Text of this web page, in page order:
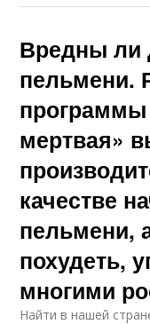
Вредны ли
пельмени.
мертвая»
качестве
пельмени,
похудеть,
многими
Найти в нашей